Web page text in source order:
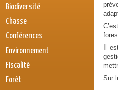
Il
Sur
Biodiversité
Chasse
Conférences
Environnement
Fiscalité
Forêt